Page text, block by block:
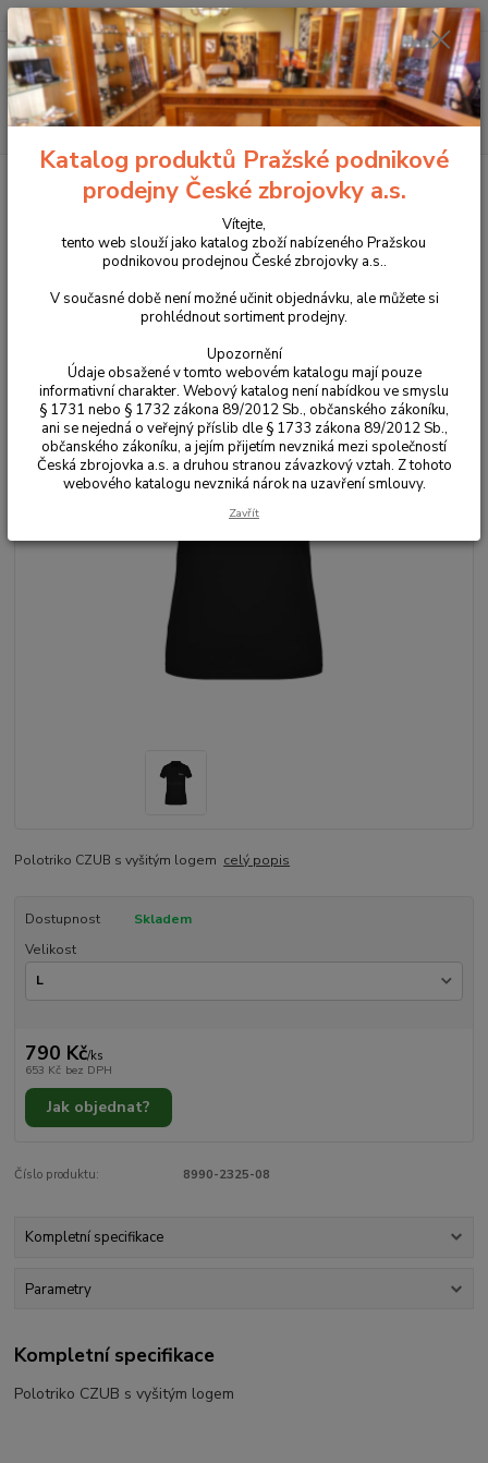
Menu
Hledat
+420 225 375 800
Propagační předměty a oděvy CZUB Polotriko dámské CZUB 2025
Polotriko dámské CZUB 2025
Polotriko CZUB s vyšitým logem celý popis
Dostupnost
Skladem
Velikost
790 Kč/ks
653 Kč bez DPH
Jak objednat?
Číslo produktu: 8990-2325-08
Kompletní specifikace
Parametry
Kompletní specifikace
Polotriko CZUB s vyšitým logem
Katalog produktů Pražské podnikové
prodejny České zbrojovky a.s.
Vítejte,
tento web slouží jako katalog zboží nabízeného Pražskou
podnikovou prodejnou České zbrojovky a.s..
V současné době není možné učinit objednávku, ale můžete si
prohlédnout sortiment prodejny.
Upozornění
Údaje obsažené v tomto webovém katalogu mají pouze
informativní charakter. Webový katalog není nabídkou ve smyslu
§ 1731 nebo § 1732 zákona 89/2012 Sb., občanského zákoníku,
ani se nejedná o veřejný příslib dle § 1733 zákona 89/2012 Sb.,
občanského zákoníku, a jejím přijetím nevzniká mezi společností
Česká zbrojovka a.s. a druhou stranou závazkový vztah. Z tohoto
webového katalogu nevzniká nárok na uzavření smlouvy.
Zavřít